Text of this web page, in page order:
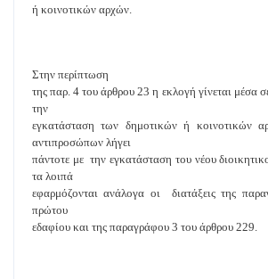
ή κοινοτικών αρχών.
Στην περίπτωση
της παρ. 4 του άρθρου 23 η εκλογή γίνεται μέσα
την
εγκατάσταση των δημοτικών ή κοινοτικών
αντιπροσώπων λήγει
πάντοτε με την εγκατάσταση του νέου
τα λοιπά
εφαρμόζονται ανάλογα οι διατάξεις της
πρώτου
εδαφίου και της παραγράφου 3 του άρθρου 229.